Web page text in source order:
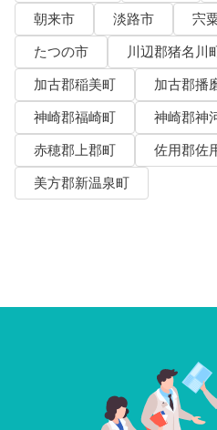
朝来市
淡路市 宍
たつの市
川辺郡猪名川
加古郡稲美町
加古郡播
神崎郡福崎町
神崎郡神
赤穂郡上郡町
佐用郡佐
美方郡新温泉町